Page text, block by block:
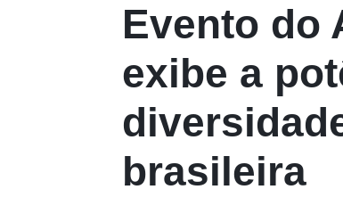
Evento do
exibe a
brasileira